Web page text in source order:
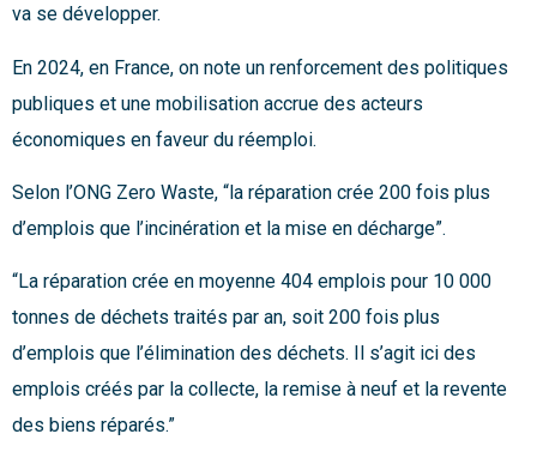
va se développer.
En 2024, en France, on note un renforcement des politiques
publiques et une mobilisation accrue des acteurs
économiques en faveur du réemploi.
Selon l’ONG Zero Waste, “la réparation crée 200 fois plus
d’emplois que l’incinération et la mise en décharge”.
“La réparation crée en moyenne 404 emplois pour 10 000
tonnes de déchets traités par an, soit 200 fois plus
d’emplois que l’élimination des déchets. Il s’agit ici des
emplois créés par la collecte, la remise à neuf et la revente
des biens réparés.”